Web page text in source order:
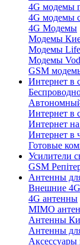
4G модемы
4G модемы
4G Модемы
Модемы
Модемы
Модемы
GSM
Интернет в
Интернет в
Интернет на
Интернет в
Готовые
Усилители
GSM
Антенны
Внешние
4G антенны
MIMO
Антенны
Антенны